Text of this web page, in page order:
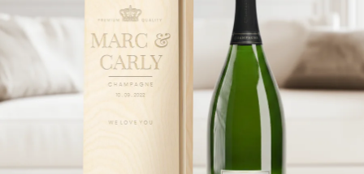
Nos cadeaux sont appréciés. Les clients nous attribuent
une note de 4,8 sur Google Reviews (total de tous les
pays où nous sommes présents).
Créez quelque chose d’unique en quelques étapes – avec
Sans complications, juste tout l’amour pour le moment idéal.